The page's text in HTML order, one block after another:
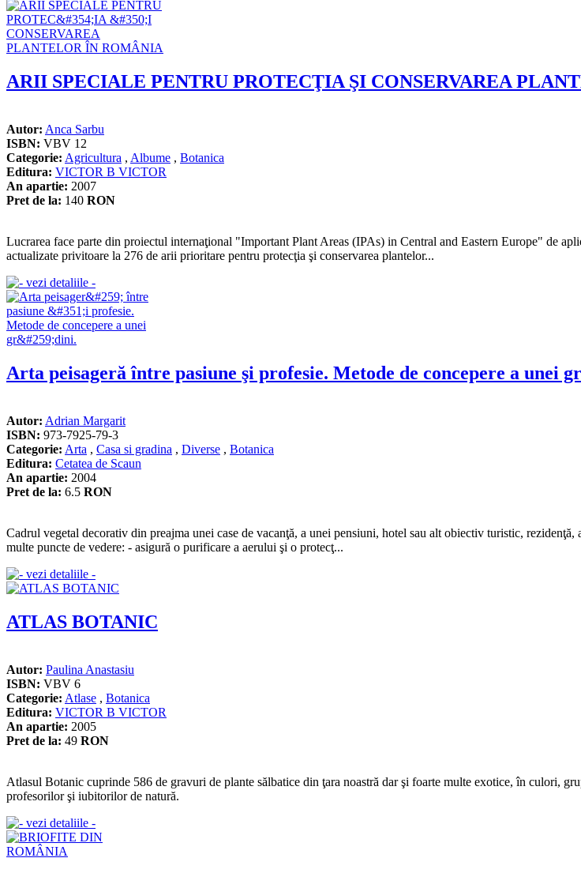
ARII SPECIALE PENTRU PROTECŢIA ŞI CONSERVAREA
Autor: Anca Sarbu
ISBN: VBV 12
Categorie: Agricultura , Albume , Botanica
Editura: VICTOR B VICTOR
An apartie: 2007
Pret de la: 140 RON
Lucrarea face parte din proiectul internaţional "Important Plant Areas (IPAs) in Central and Eastern Europe" de
actualizate privitoare la 276 de arii prioritare pentru protecţia şi conservarea plantelor...
Arta peisageră între pasiune şi profesie. Metode de concepere a unei
Autor: Adrian Margarit
ISBN: 973-7925-79-3
Categorie: Arta , Casa si gradina , Diverse , Botanica
Editura: Cetatea de Scaun
An apartie: 2004
Pret de la: 6.5 RON
Cadrul vegetal decorativ din preajma unei case de vacanţă, a unei pensiuni, hotel sau alt obiectiv turistic,
multe puncte de vedere: - asigură o purificare a aerului şi o protecţ...
ATLAS BOTANIC
Autor: Paulina Anastasiu
ISBN: VBV 6
Categorie: Atlase , Botanica
Editura: VICTOR B VICTOR
An apartie: 2005
Pret de la: 49 RON
Atlasul Botanic cuprinde 586 de gravuri de plante sălbatice din ţara noastră dar şi foarte multe exotice, în culori,
profesorilor şi iubitorilor de natură.